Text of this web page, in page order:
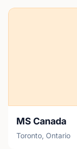
MS Canada
Toronto, Ontario